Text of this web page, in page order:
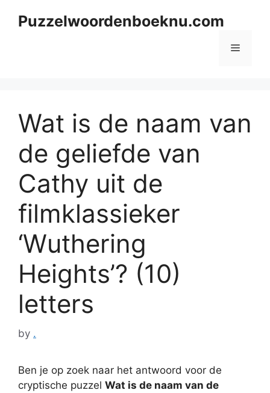
Puzzelwoordenboeknu.com
Menu
Wat is de naam van
de geliefde van
Cathy uit de
filmklassieker
‘Wuthering
Heights’? (10)
letters
by .
Ben je op zoek naar het antwoord voor de
cryptische puzzel Wat is de naam van de